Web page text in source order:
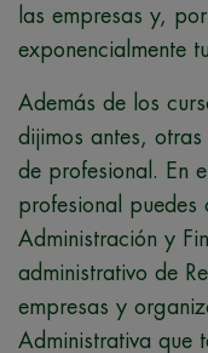
las empresas y,
exponencialmente
Además de los
dijimos antes,
de profesional. En
profesional puedes
Administración y
administrativo de
empresas y
Administrativa que